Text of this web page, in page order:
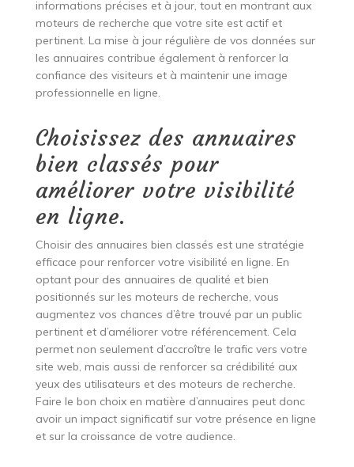
informations précises et à jour, tout en montrant aux
moteurs de recherche que votre site est actif et
pertinent. La mise à jour régulière de vos données sur
les annuaires contribue également à renforcer la
confiance des visiteurs et à maintenir une image
professionnelle en ligne.
Choisissez des annuaires
bien classés pour
améliorer votre visibilité
en ligne.
Choisir des annuaires bien classés est une stratégie
efficace pour renforcer votre visibilité en ligne. En
optant pour des annuaires de qualité et bien
positionnés sur les moteurs de recherche, vous
augmentez vos chances d’être trouvé par un public
pertinent et d’améliorer votre référencement. Cela
permet non seulement d’accroître le trafic vers votre
site web, mais aussi de renforcer sa crédibilité aux
yeux des utilisateurs et des moteurs de recherche.
Faire le bon choix en matière d’annuaires peut donc
avoir un impact significatif sur votre présence en ligne
et sur la croissance de votre audience.